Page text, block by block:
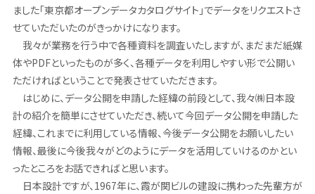
ました「東京都オープンデータカタログサイト」でデータをリクエストさ
せていただいたのがきっかけになります。
我々が業務を行う中で各種資料を調査いたしますが、まだまだ紙媒
体やPDFといったものが多く、各種データを利用しやすい形で公開い
ただければということで発表させていただきます。
はじめに、データ公開を申請した経緯の前段として、我々㈱日本設
計の紹介を簡単にさせていただき、続いて今回データ公開を申請した
経緯、これまでに利用している情報、今後データ公開をお願いしたい
情報、最後に今後我々がどのようにデータを活用していけるのかとい
ったところをお話できればと思います。
日本設計ですが、1967年に、霞が関ビルの建設に携わった先輩方が